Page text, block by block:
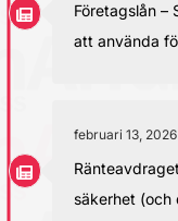
Företagslån –
att använda
februari 13, 2026
säkerhet (och